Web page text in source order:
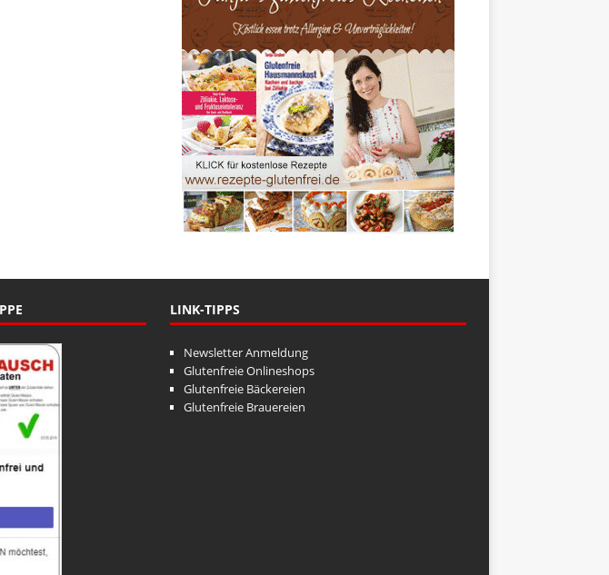
LINK-TIPPS
Newsletter Anmeldung
Glutenfreie Onlineshops
Glutenfreie Bäckereien
Glutenfreie Brauereien